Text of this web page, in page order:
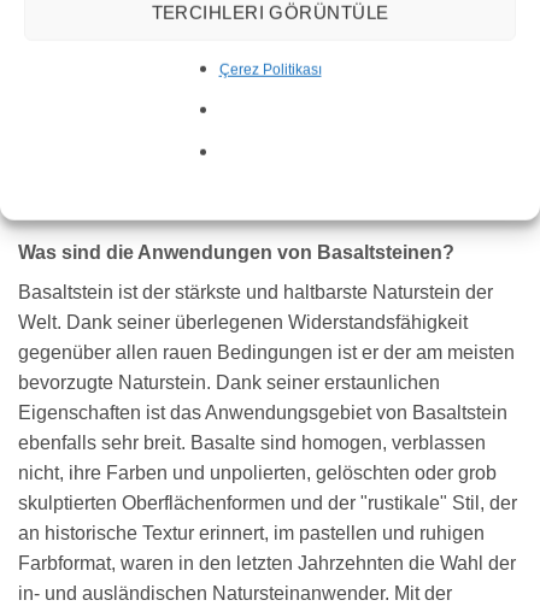
TERCIHLERI GÖRÜNTÜLE
Çerez Politikası
einer der wichtigsten Steine für Pflaster und Straßen, da es
Körnung, dichter Struktur und hoher Gewichtstoleranz, der
in jeder Hinsicht widerstandsfähig gegenüber den
Was sind die Anwendungen von Basaltsteinen?
Basaltstein ist der stärkste und haltbarste Naturstein der
Welt. Dank seiner überlegenen Widerstandsfähigkeit
gegenüber allen rauen Bedingungen ist er der am meisten
bevorzugte Naturstein. Dank seiner erstaunlichen
Eigenschaften ist das Anwendungsgebiet von Basaltstein
ebenfalls sehr breit. Basalte sind homogen, verblassen
nicht, ihre Farben und unpolierten, gelöschten oder grob
skulptierten Oberflächenformen und der "rustikale" Stil, der
an historische Textur erinnert, im pastellen und ruhigen
Farbformat, waren in den letzten Jahrzehnten die Wahl der
in- und ausländischen Natursteinanwender. Mit der